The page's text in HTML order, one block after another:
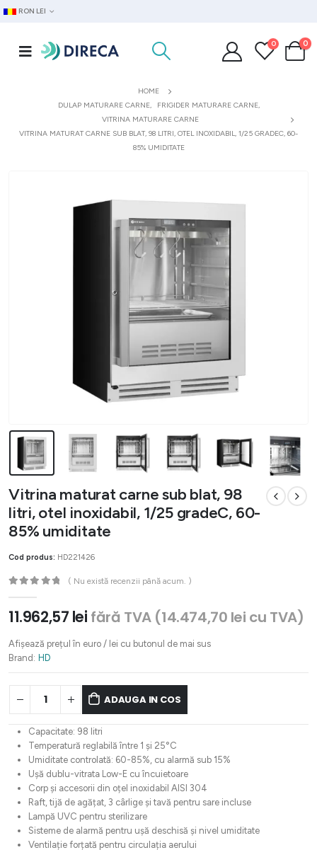
RON LEI
0 0
HOME
DULAP MATURARE CARNE, FRIGIDER MATURARE CARNE,
VITRINA MATURARE CARNE
VITRINA MATURAT CARNE SUB BLAT, 98 LITRI, OTEL INOXIDABIL, 1/25 GRADEC, 60-
85% UMIDITATE
Vitrina maturat carne sub blat, 98
litri, otel inoxidabil, 1/25 gradeC, 60-
85% umiditate
Cod produs: HD221426
( Nu există recenzii până acum. )
11.962,57 lei fără TVA (14.474,70 lei cu TVA)
Afișează prețul în euro / lei cu butonul de mai sus
Brand: HD
ADAUGA IN COS
Capacitate: 98 litri
Temperatură reglabilă între 1 și 25°C
Umiditate controlată: 60-85%, cu alarmă sub 15%
Ușă dublu-vitrata Low-E cu încuietoare
Corp și accesorii din oțel inoxidabil AISI 304
Raft, tijă de agățat, 3 cârlige și tavă pentru sare incluse
Lampă UVC pentru sterilizare
Sisteme de alarmă pentru ușă deschisă și nivel umiditate
Ventilație forțată pentru circulația aerului